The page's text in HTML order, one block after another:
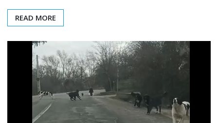
READ MORE